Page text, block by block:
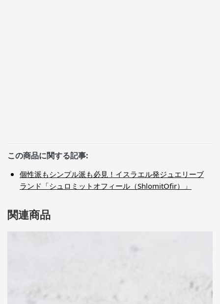
この商品に関する記事:
個性派もシンプル派も必見！イスラエル発ジュエリーブ
ランド「シュロミットオフィール（ShlomitOfir）」
関連商品